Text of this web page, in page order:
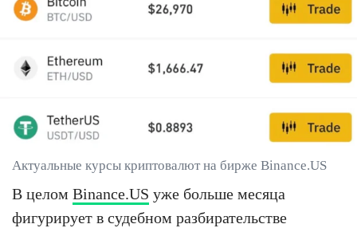
Актуальные курсы криптовалют на бирже Binance.US
В целом Binance.US уже больше месяца
фигурирует в судебном разбирательстве